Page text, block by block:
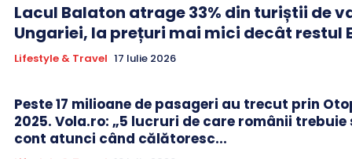
Lacul Balaton atrage 33% din turiștii de
Ungariei, la prețuri mai mici decât restul
Lifestyle & Travel 17 Iulie 2026
Peste 17 milioane de pasageri au trecut prin
2025. Vola.ro: „5 lucruri de care românii trebuie
cont atunci când călătoresc...